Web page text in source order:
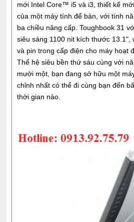
mới Intel Core™ i5 và i3, thiết kế
của một máy tính để bàn, với tính
ba chiều nâng cấp. Toughbook 31
siêu sáng 1100 nit kích thước 13.1",
và pin trong cấp điện cho máy hoạt
Thế hệ siêu bền thứ sáu cùng với
mười một, bạn đang sở hữu một
chỉnh nhất có thể đi cùng bạn đến
thời gian nào.